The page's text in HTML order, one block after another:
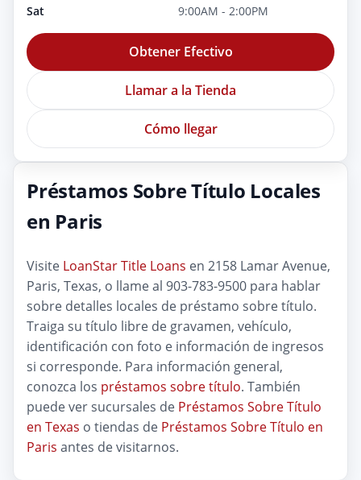
Sat
9:00AM - 2:00PM
Obtener Efectivo
Llamar a la Tienda
Cómo llegar
Préstamos Sobre Título Locales
en Paris
Visite LoanStar Title Loans en 2158 Lamar Avenue,
Paris, Texas, o llame al 903-783-9500 para hablar
sobre detalles locales de préstamo sobre título.
Traiga su título libre de gravamen, vehículo,
identificación con foto e información de ingresos
si corresponde. Para información general,
conozca los préstamos sobre título. También
puede ver sucursales de Préstamos Sobre Título
en Texas o tiendas de Préstamos Sobre Título en
Paris antes de visitarnos.